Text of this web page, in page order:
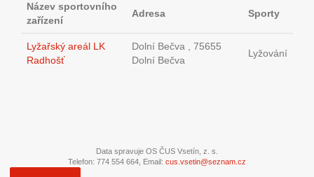
Název sportovního
zařízení
Adresa Sporty
Lyžařský areál LK
Radhošť
Dolní Bečva , 75655
Dolní Bečva
Lyžování
Data spravuje OS ČUS Vsetín, z. s.
Telefon: 774 554 664, Email: cus.vsetin@seznam.cz